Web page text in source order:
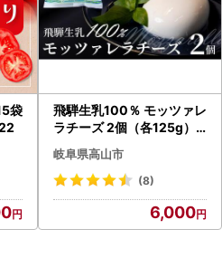
袋
飛騨生乳100％ モッツァレ
ラチーズ 2個（各125g）|
チーズトリデンテ LF001
岐阜県高山市
(8)
6,000